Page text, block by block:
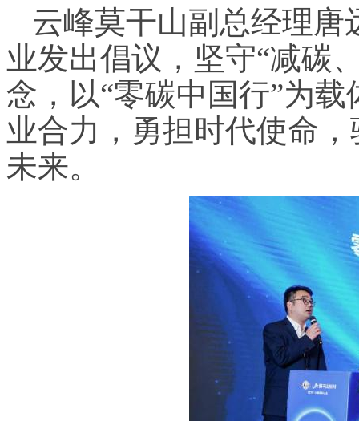
云峰莫干山副总经理
业发出倡议，坚守“减碳
念，以“零碳中国行”为
业合力，勇担时代使命
未来。